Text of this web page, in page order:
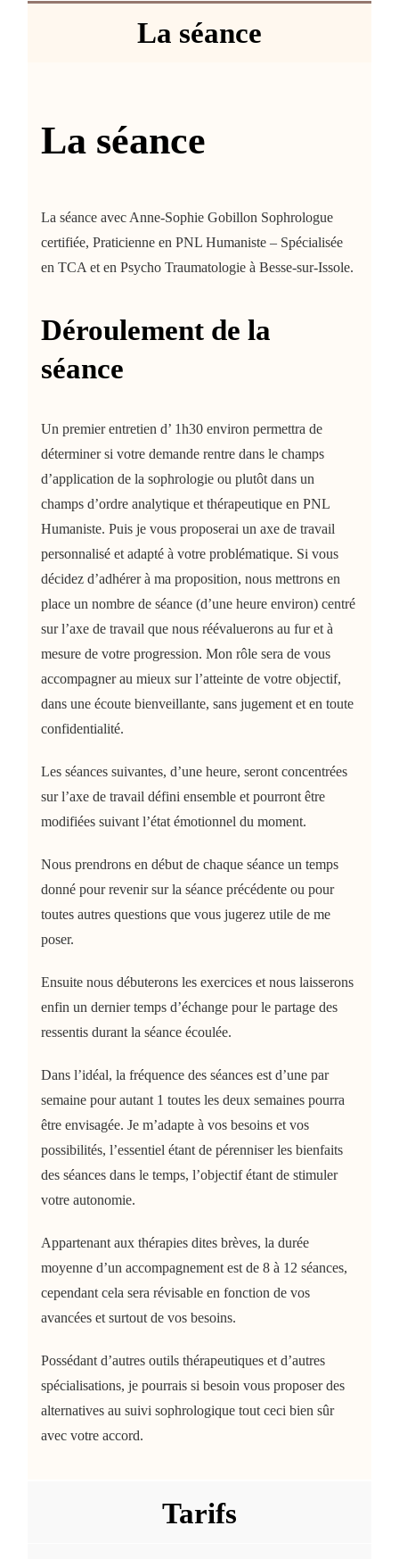
Prendre un rdv
La séance
La séance
La séance avec Anne-Sophie Gobillon Sophrologue
certifiée, Praticienne en PNL Humaniste – Spécialisée
en TCA et en Psycho Traumatologie à Besse-sur-Issole.
Déroulement de la
séance
Un premier entretien d’ 1h30 environ permettra de
déterminer si votre demande rentre dans le champs
d’application de la sophrologie ou plutôt dans un
champs d’ordre analytique et thérapeutique en PNL
Humaniste. Puis je vous proposerai un axe de travail
personnalisé et adapté à votre problématique. Si vous
décidez d’adhérer à ma proposition, nous mettrons en
place un nombre de séance (d’une heure environ) centré
sur l’axe de travail que nous réévaluerons au fur et à
mesure de votre progression. Mon rôle sera de vous
accompagner au mieux sur l’atteinte de votre objectif,
dans une écoute bienveillante, sans jugement et en toute
confidentialité.
Les séances suivantes, d’une heure, seront concentrées
sur l’axe de travail défini ensemble et pourront être
modifiées suivant l’état émotionnel du moment.
Nous prendrons en début de chaque séance un temps
donné pour revenir sur la séance précédente ou pour
toutes autres questions que vous jugerez utile de me
poser.
Ensuite nous débuterons les exercices et nous laisserons
enfin un dernier temps d’échange pour le partage des
ressentis durant la séance écoulée.
Dans l’idéal, la fréquence des séances est d’une par
semaine pour autant 1 toutes les deux semaines pourra
être envisagée. Je m’adapte à vos besoins et vos
possibilités, l’essentiel étant de pérenniser les bienfaits
des séances dans le temps, l’objectif étant de stimuler
votre autonomie.
Appartenant aux thérapies dites brèves, la durée
moyenne d’un accompagnement est de 8 à 12 séances,
cependant cela sera révisable en fonction de vos
avancées et surtout de vos besoins.
Possédant d’autres outils thérapeutiques et d’autres
spécialisations, je pourrais si besoin vous proposer des
alternatives au suivi sophrologique tout ceci bien sûr
avec votre accord.
Tarifs